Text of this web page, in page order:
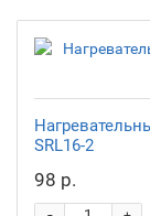
SRL16-2
98 р.